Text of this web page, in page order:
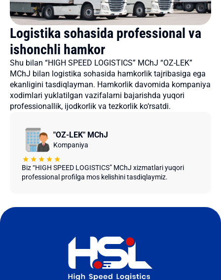
Logistika sohasida professional va
ishonchli hamkor
Shu bilan “HIGH SPEED LOGISTICS” MChJ “OZ-LEK”
MChJ bilan logistika sohasida hamkorlik tajribasiga ega
ekanligini tasdiqlayman. Hamkorlik davomida kompaniya
xodimlari yuklatilgan vazifalarni bajarishda yuqori
professionallik, ijodkorlik va tezkorlik ko‘rsatdi.
"OZ-LEK" MChJ
Kompaniya
Biz “HIGH SPEED LOGISTICS” MChJ xizmatlari yuqori
professional profilga mos kelishini tasdiqlaymiz.